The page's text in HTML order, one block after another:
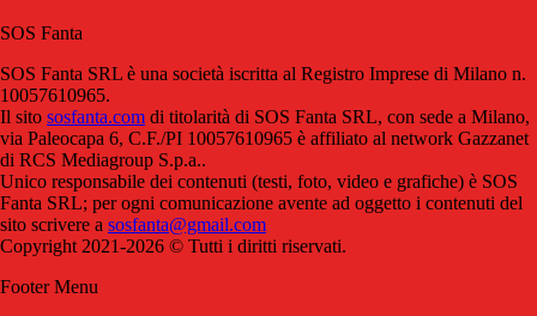
SOS Fanta
SOS Fanta SRL è una società iscritta al Registro Imprese di Milano n.
10057610965.
Il sito sosfanta.com di titolarità di SOS Fanta SRL, con sede a Milano,
via Paleocapa 6, C.F./PI 10057610965 è affiliato al network Gazzanet
di RCS Mediagroup S.p.a..
Unico responsabile dei contenuti (testi, foto, video e grafiche) è SOS
Fanta SRL; per ogni comunicazione avente ad oggetto i contenuti del
sito scrivere a sosfanta@gmail.com
Copyright 2021-2026 © Tutti i diritti riservati.
Footer Menu